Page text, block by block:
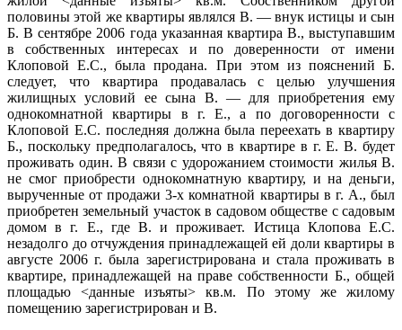
половины этой же квартиры являлся В. — внук истицы и сын
Б. В сентябре 2006 года указанная квартира В., выступавшим
в собственных интересах и по доверенности от имени
Клоповой Е.С., была продана. При этом из пояснений Б.
следует, что квартира продавалась с целью улучшения
жилищных условий ее сына В. — для приобретения ему
однокомнатной квартиры в г. Е., а по договоренности с
Клоповой Е.С. последняя должна была переехать в квартиру
Б., поскольку предполагалось, что в квартире в г. Е. В. будет
проживать один. В связи с удорожанием стоимости жилья В.
не смог приобрести однокомнатную квартиру, и на деньги,
вырученные от продажи 3-х комнатной квартиры в г. А., был
приобретен земельный участок в садовом обществе с садовым
домом в г. Е., где В. и проживает. Истица Клопова Е.С.
незадолго до отчуждения принадлежащей ей доли квартиры в
августе 2006 г. была зарегистрирована и стала проживать в
квартире, принадлежащей на праве собственности Б., общей
площадью <данные изъяты> кв.м. По этому же жилому
помещению зарегистрирован и В.